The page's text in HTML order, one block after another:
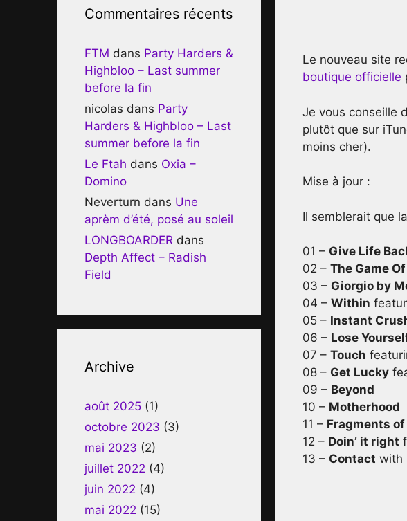
Le nouveau site
boutique officielle
Je vous conseille
plutôt que sur
moins cher).
Mise à jour :
Il semblerait que
01 – Give Life
02 – The Game
03 – Giorgio by
04 – Within
05 – Instant
06 – Lose
07 – Touch
08 – Get Lucky
09 – Beyond
10 – Motherhood
11 – Fragments
12 – Doin’ it right
13 – Contact with
Commentaires récents
FTM dans Party Harders &
Highbloo – Last summer
before la fin
nicolas dans Party
Harders & Highbloo – Last
summer before la fin
Le Ftah dans Oxia –
Domino
Neverturn dans Une
aprèm d’été, posé au soleil
LONGBOARDER dans
Depth Affect – Radish
Field
Archive
août 2025 (1)
octobre 2023 (3)
mai 2023 (2)
juillet 2022 (4)
juin 2022 (4)
mai 2022 (15)